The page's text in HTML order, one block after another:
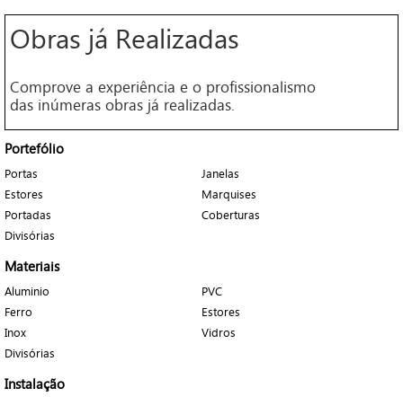
Obras já Realizadas
Comprove a experiência e o profissionalismo
das inúmeras obras já realizadas.
Portefólio
Portas
Janelas
Estores
Marquises
Portadas
Coberturas
Divisórias
Materiais
Aluminio
PVC
Ferro
Estores
Inox
Vidros
Divisórias
Instalação